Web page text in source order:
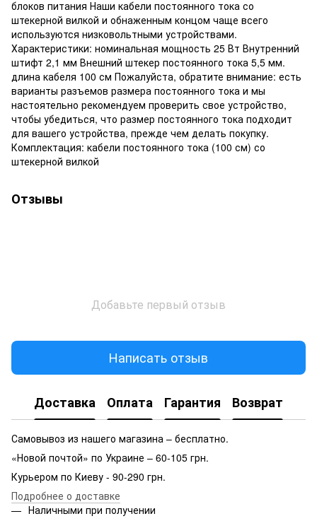
блоков питания Наши кабели постоянного тока со
штекерной вилкой и обнаженным концом чаще всего
используются низковольтными устройствами.
Характеристики: номинальная мощность 25 Вт Внутренний
штифт 2,1 мм Внешний штекер постоянного тока 5,5 мм.
длина кабеля 100 см Пожалуйста, обратите внимание: есть
варианты разъемов размера постоянного тока и мы
настоятельно рекомендуем проверить свое устройство,
чтобы убедиться, что размер постоянного тока подходит
для вашего устройства, прежде чем делать покупку.
Комплектация: кабели постоянного тока (100 см) со
штекерной вилкой
Отзывы
Добавьте первый отзыв
Написать отзыв
Доставка Оплата Гарантия Возврат
Самовывоз из нашего магазина – бесплатно.
«Новой почтой» по Украине – 60-105 грн.
Курьером по Киеву - 90-290 грн.
Подробнее о доставке
Наличными при получении